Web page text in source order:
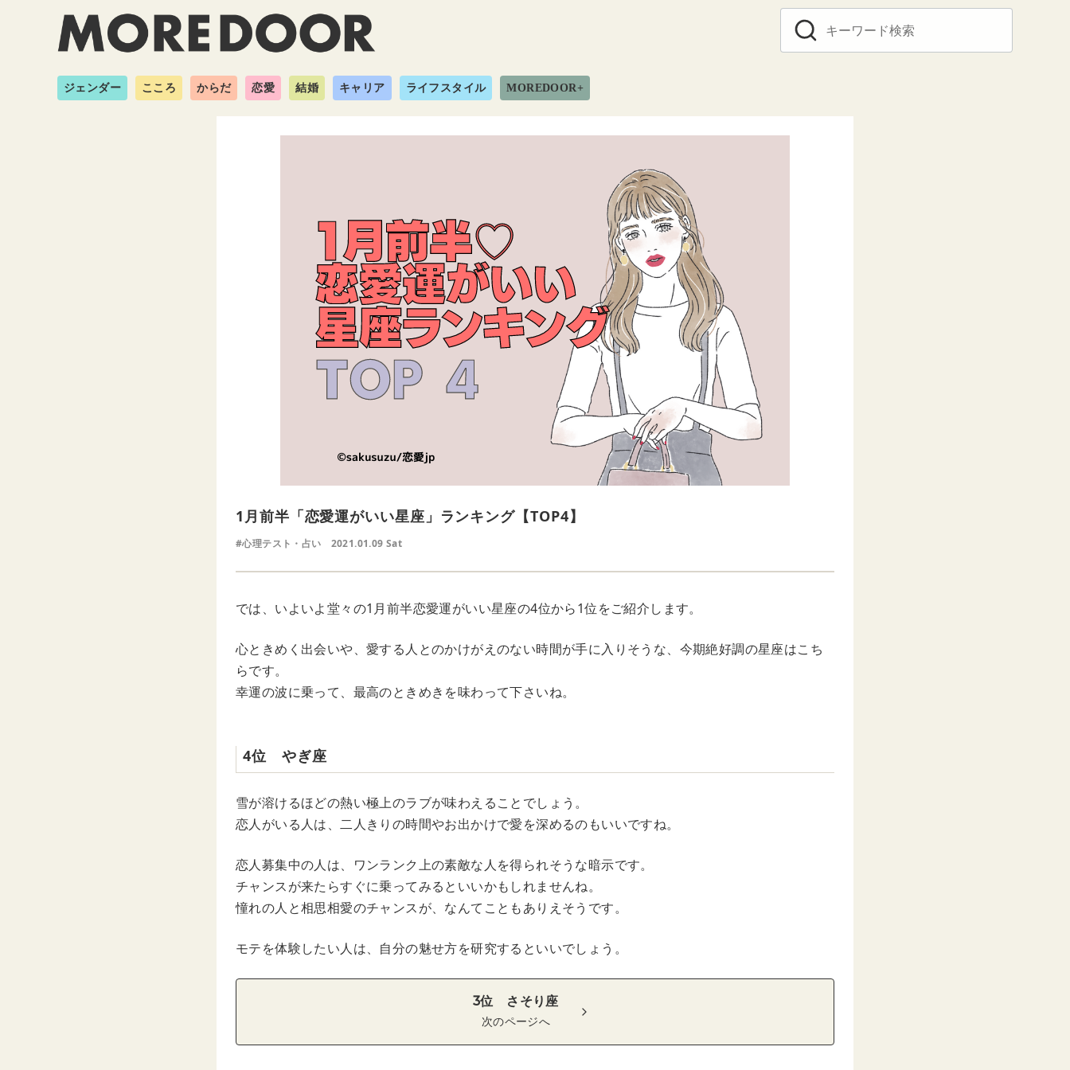
ジェンダー こころ からだ 恋愛 結婚 キャリア ライフスタイル MOREDOOR+
1月前半「恋愛運がいい星座」ランキング【TOP4】
#心理テスト・占い 2021.01.09 Sat
では、いよいよ堂々の1月前半恋愛運がいい星座の4位から1位をご紹介します。
心ときめく出会いや、愛する人とのかけがえのない時間が手に入りそうな、今期絶好調の星座はこち
らです。
幸運の波に乗って、最高のときめきを味わって下さいね。
4位 やぎ座
雪が溶けるほどの熱い極上のラブが味わえることでしょう。
恋人がいる人は、二人きりの時間やお出かけで愛を深めるのもいいですね。
恋人募集中の人は、ワンランク上の素敵な人を得られそうな暗示です。
チャンスが来たらすぐに乗ってみるといいかもしれませんね。
憧れの人と相思相愛のチャンスが、なんてこともありえそうです。
モテを体験したい人は、自分の魅せ方を研究するといいでしょう。
3位 さそり座
次のページへ